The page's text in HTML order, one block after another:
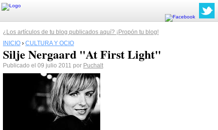
¿Los artículos de tu blog publicados aquí? ¡Propón tu blog!
INICIO › CULTURA Y OCIO
Silje Nergaard "At First Light"
Publicado el 09 julio 2011 por Puchalt